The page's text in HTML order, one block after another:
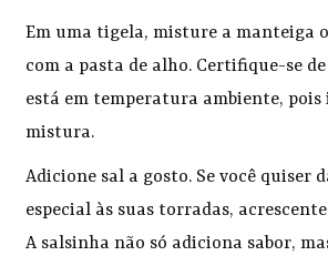
Em uma tigela, misture a manteiga
com a pasta de alho. Certifique-se
está em temperatura ambiente,
mistura.
Adicione sal a gosto. Se você quiser
especial às suas torradas,
A salsinha não só adiciona sabor,